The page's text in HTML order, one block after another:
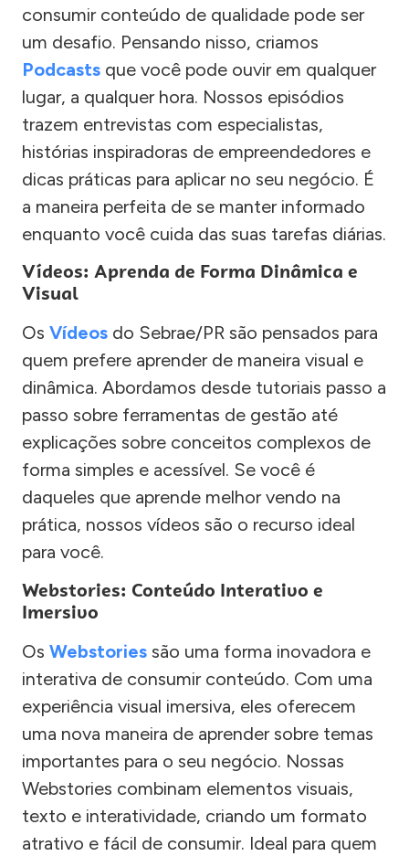
consumir conteúdo de qualidade pode ser
um desafio. Pensando nisso, criamos
Podcasts que você pode ouvir em qualquer
lugar, a qualquer hora. Nossos episódios
trazem entrevistas com especialistas,
histórias inspiradoras de empreendedores e
dicas práticas para aplicar no seu negócio. É
a maneira perfeita de se manter informado
enquanto você cuida das suas tarefas diárias.
Vídeos: Aprenda de Forma Dinâmica e
Visual
Os Vídeos do Sebrae/PR são pensados para
quem prefere aprender de maneira visual e
dinâmica. Abordamos desde tutoriais passo a
passo sobre ferramentas de gestão até
explicações sobre conceitos complexos de
forma simples e acessível. Se você é
daqueles que aprende melhor vendo na
prática, nossos vídeos são o recurso ideal
para você.
Webstories: Conteúdo Interativo e
Imersivo
Os Webstories são uma forma inovadora e
interativa de consumir conteúdo. Com uma
experiência visual imersiva, eles oferecem
uma nova maneira de aprender sobre temas
importantes para o seu negócio. Nossas
Webstories combinam elementos visuais,
texto e interatividade, criando um formato
atrativo e fácil de consumir. Ideal para quem